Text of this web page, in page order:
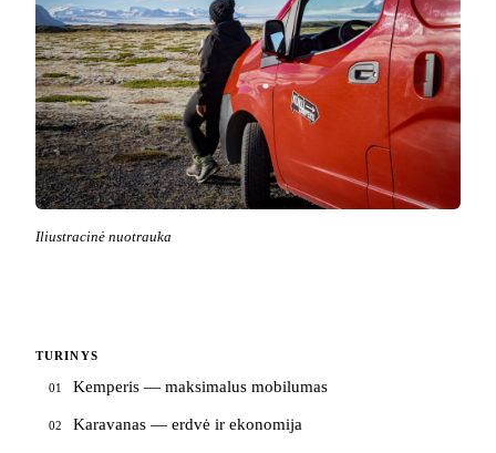
Iliustracinė nuotrauka
TURINYS
01 Kemperis — maksimalus mobilumas
02 Karavanas — erdvė ir ekonomija